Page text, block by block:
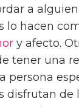
a
lo hacen
y afecto.
tener una
persona
disfrutan de